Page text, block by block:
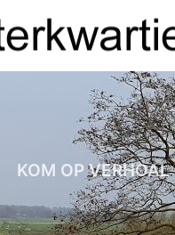
KOM OP VERHOAL